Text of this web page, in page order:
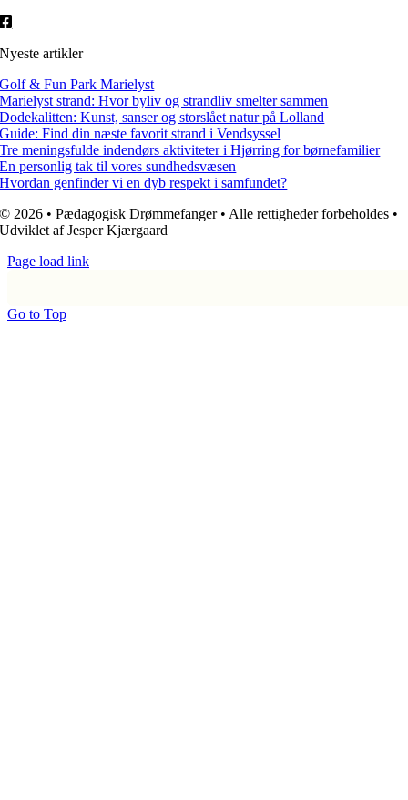
Nyeste artikler
Golf & Fun Park Marielyst
Marielyst strand: Hvor byliv og strandliv smelter sammen
Dodekalitten: Kunst, sanser og storslået natur på Lolland
Guide: Find din næste favorit strand i Vendsyssel
Tre meningsfulde indendørs aktiviteter i Hjørring for børnefamilier
En personlig tak til vores sundhedsvæsen
Hvordan genfinder vi en dyb respekt i samfundet?
© 2026 • Pædagogisk Drømmefanger • Alle rettigheder forbeholdes •
Udviklet af Jesper Kjærgaard
Page load link
Go to Top